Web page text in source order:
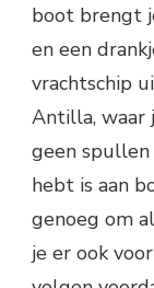
boot brengt
en een
vrachtschip
Antilla, waar
geen
hebt is aan
genoeg om
je er ook